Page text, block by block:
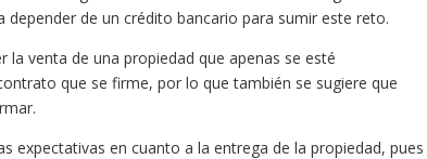
de un crédito bancario para sumir este reto.
venta de una propiedad que apenas se esté
que se firme, por lo que también se sugiere que
expectativas en cuanto a la entrega de la propiedad, pues